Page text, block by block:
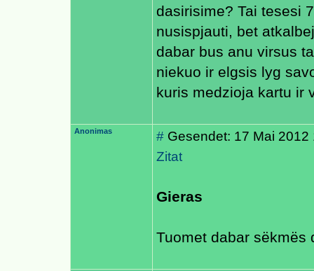
dasirisime? Tai tesesi
nusispjauti, bet
dabar bus anu virsus
niekuo ir elgsis lyg
kuris medzioja kartu ir
Anonimas # Gesendet: 17 Mai 2012
Zitat
Gieras
Tuomet dabar